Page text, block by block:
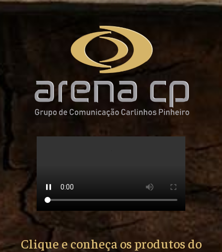
Clique e conheça os produtos do